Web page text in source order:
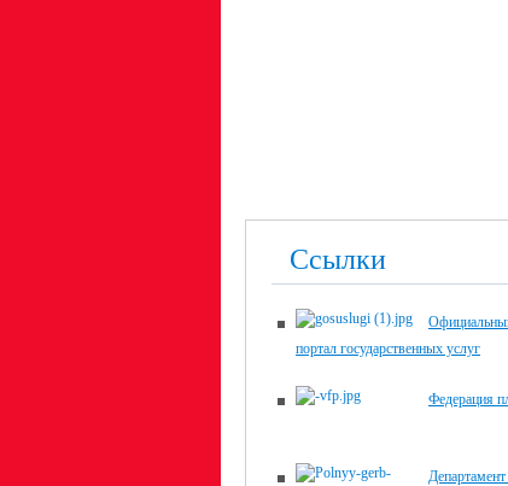
Ссылки
портал государственных услуг
Федерация